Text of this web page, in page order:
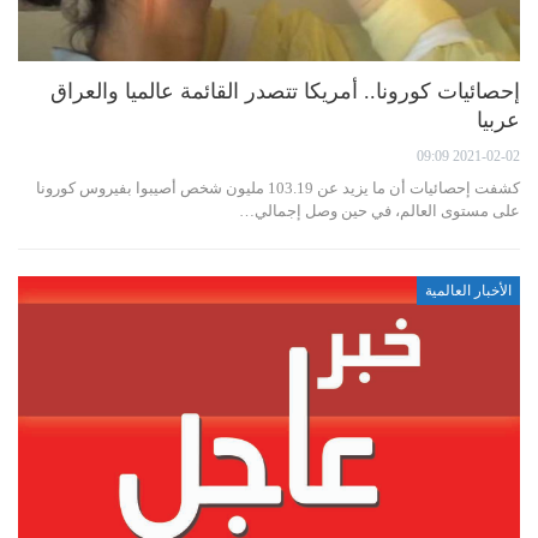
إحصائيات كورونا.. أمريكا تتصدر القائمة عالميا والعراق
عربيا
2021-02-02 09:09
كشفت إحصائيات أن ما يزيد عن 103.19 مليون شخص أصيبوا بفيروس كورونا
على مستوى العالم، في حين وصل إجمالي…
الأخبار العالمية